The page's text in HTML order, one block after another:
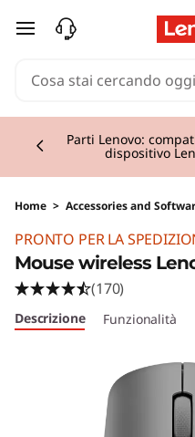
passa a contenuto
Parti Lenovo:
dispositivo
Home > Accessories and
PRONTO PER LA
Mouse wireless
(170)
Descrizione Funzionalità